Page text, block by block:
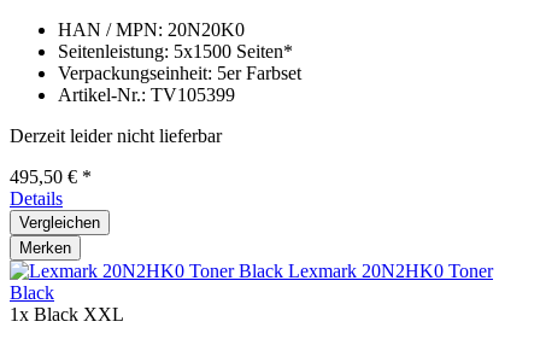
HAN / MPN: 20N20K0
Seitenleistung: 5x1500 Seiten*
Verpackungseinheit: 5er Farbset
Artikel-Nr.: TV105399
Derzeit leider nicht lieferbar
495,50 € *
Details
Vergleichen
Merken
Lexmark 20N2HK0 Toner
Black
1x Black XXL